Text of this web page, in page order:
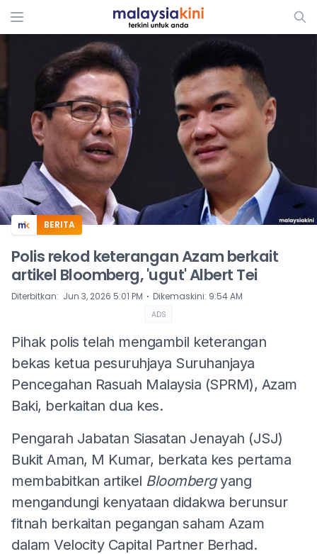
ADS
BERITA
Polis rekod keterangan Azam berkait
artikel Bloomberg, 'ugut' Albert Tei
Diterbitkan: Jun 3, 2026 5:01 PM ⋅ Dikemaskini: 9:54 AM
ADS
Pihak polis telah mengambil keterangan
bekas ketua pesuruhjaya Suruhanjaya
Pencegahan Rasuah Malaysia (SPRM), Azam
Baki, berkaitan dua kes.
Pengarah Jabatan Siasatan Jenayah (JSJ)
Bukit Aman, M Kumar, berkata kes pertama
membabitkan artikel Bloombergyang
mengandungi kenyataan didakwa berunsur
fitnah berkaitan pegangan saham Azam
dalam Velocity Capital Partner Berhad.